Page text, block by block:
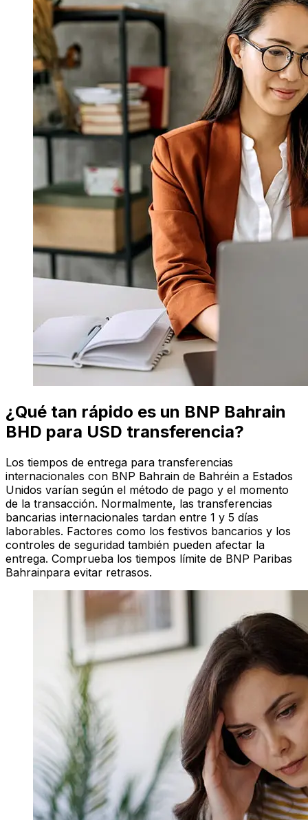
¿Qué tan rápido es un BNP Bahrain
BHD para USD transferencia?
Los tiempos de entrega para transferencias
internacionales con BNP Bahrain de Bahréin a Estados
Unidos varían según el método de pago y el momento
de la transacción. Normalmente, las transferencias
bancarias internacionales tardan entre 1 y 5 días
laborables. Factores como los festivos bancarios y los
controles de seguridad también pueden afectar la
entrega. Comprueba los tiempos límite de BNP Paribas
Bahrainpara evitar retrasos.